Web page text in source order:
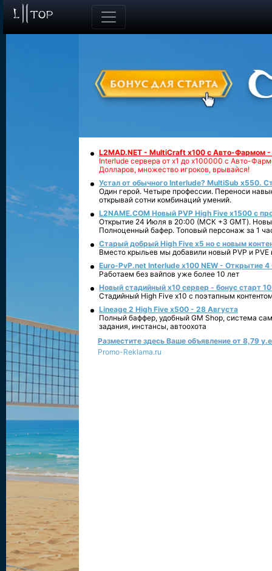
L2MAD.NET - MultiCraft x100 с Авто-Фармом
Interlude сервера от х1 до х100000 с Авто-
Долларов, множество игроков, врывайся!
Устал от обычного Interlude? MultiSub x550.
Один герой. Четыре профессии. Переноси
открывай сотни комбинаций умений.
L2NAME.COM Новый PVP High Five x1500 с
Открытие 24 Июля в 20:00 (МСК +3 GMT).
Полноценный бафер. Топовый персонаж за 1
Старый добрый High Five x5 но с новым
Вместо крыльев мы добавили новый PVP и PVE
Euro-PvP.net Interlude х100 NEW - Открытие 4
Работаем без вайпов уже более 10 лет
Новый стадийный х10 сервер - бонус старт
Стадийный High Five x10 с поэтапным
Lineage 2 High Five x500 - 28 Августа
Полный баффер, удобный GM Shop, система
задания, инстансы, автоохота
Разместите здесь Ваше объявление от 8,79
Promo-Reklama.ru